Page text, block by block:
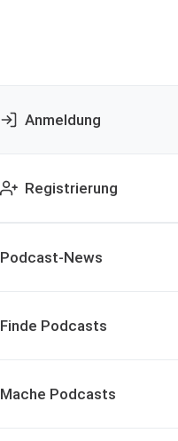
Anmeldung
Registrierung
Podcast-News
Finde Podcasts
Mache Podcasts